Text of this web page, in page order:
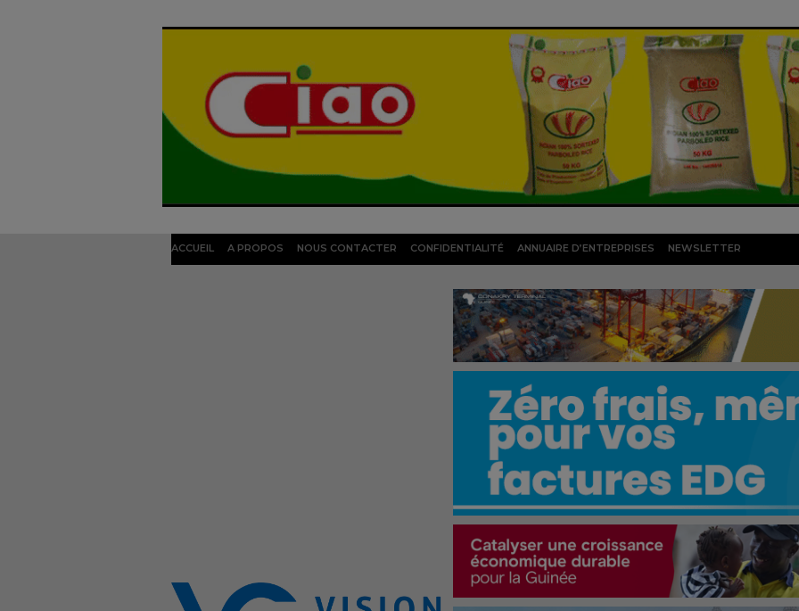
ACCUEIL A PROPOS NOUS CONTACTER CONFIDENTIALITÉ ANNUAIRE D’ENTREPRISES NEWSLETTER